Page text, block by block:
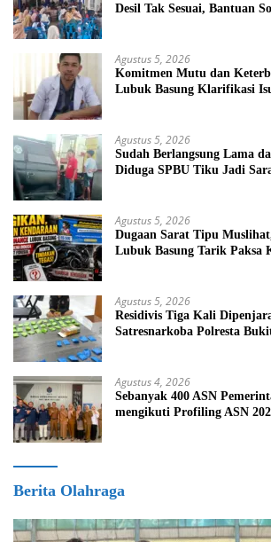
Desil Tak Sesuai, Bantuan
Agustus 5, 2026
Komitmen Mutu dan
Lubuk Basung Klarifikasi
Agustus 5, 2026
Sudah Berlangsung Lama
Diduga SPBU Tiku Jadi
Agustus 5, 2026
Dugaan Sarat Tipu
Lubuk Basung Tarik Paksa
Agustus 5, 2026
Residivis Tiga Kali
Satresnarkoba Polresta
Agustus 4, 2026
Sebanyak 400 ASN
mengikuti Profiling ASN
Berita Olahraga